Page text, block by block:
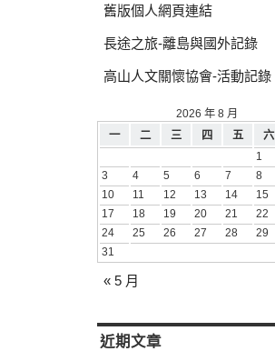
舊版個人網頁連結
長途之旅-離島與國外記錄
高山人文關懷協會-活動記錄
2026 年 8 月
一
二 三 四 五 六
1
3
4 5 6 7 8
10
11 12 13 14 15
17
18 19 20 21 22
24
25 26 27 28 29
31
« 5 月
近期文章